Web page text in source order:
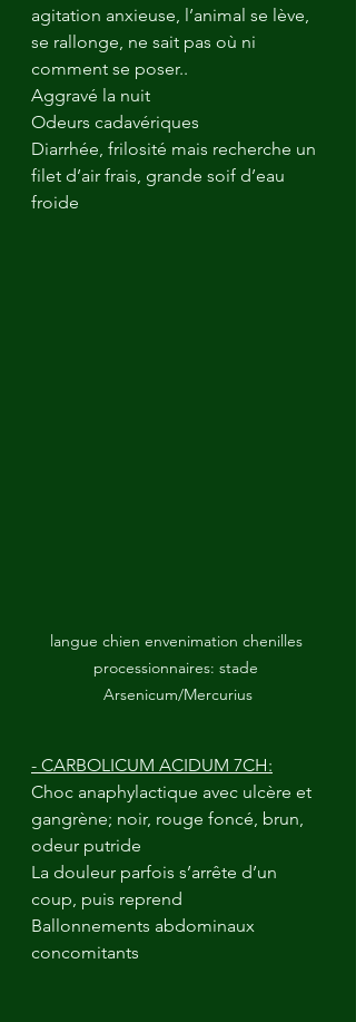
agitation anxieuse, l’animal se lève,
se rallonge, ne sait pas où ni
comment se poser..
Aggravé la nuit
Odeurs cadavériques
Diarrhée, frilosité mais recherche un
filet d’air frais, grande soif d’eau
froide
langue chien envenimation chenilles
processionnaires: stade
Arsenicum/Mercurius
- CARBOLICUM ACIDUM 7CH:
Choc anaphylactique avec ulcère et
gangrène; noir, rouge foncé, brun,
odeur putride
La douleur parfois s’arrête d’un
coup, puis reprend
Ballonnements abdominaux
concomitants